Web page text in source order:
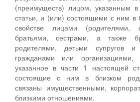
(преимуществ) лицом, указанным
статьи, и (или) состоящими с ним в
свойстве лицами (родителями,
братьями, сестрами, а также
родителями, детьми супругов и
гражданами или
указанное в части 1 настоящей
состоящие с ним в близком
связаны имущественными,
близкими отношениями.